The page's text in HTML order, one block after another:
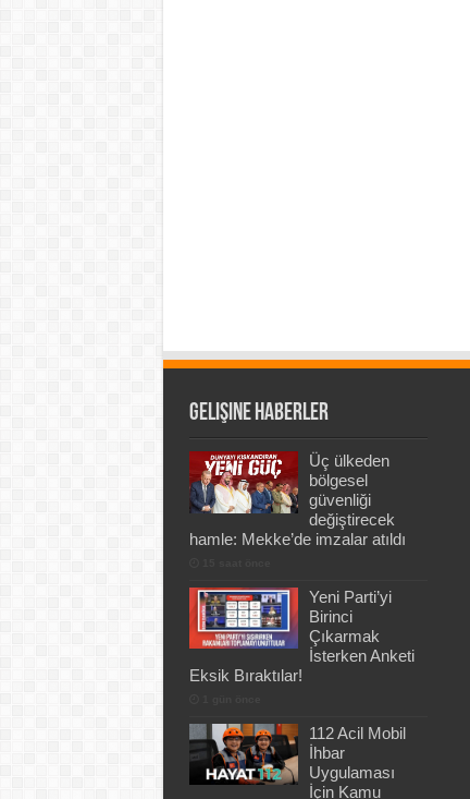
Gelişine Haberler
Üç ülkeden
bölgesel
güvenliği
değiştirecek
hamle: Mekke’de imzalar atıldı
Yeni Parti’yi
Birinci
Çıkarmak
İsterken Anketi
Eksik Bıraktılar!
112 Acil Mobil
İhbar
Uygulaması
İçin Kamu